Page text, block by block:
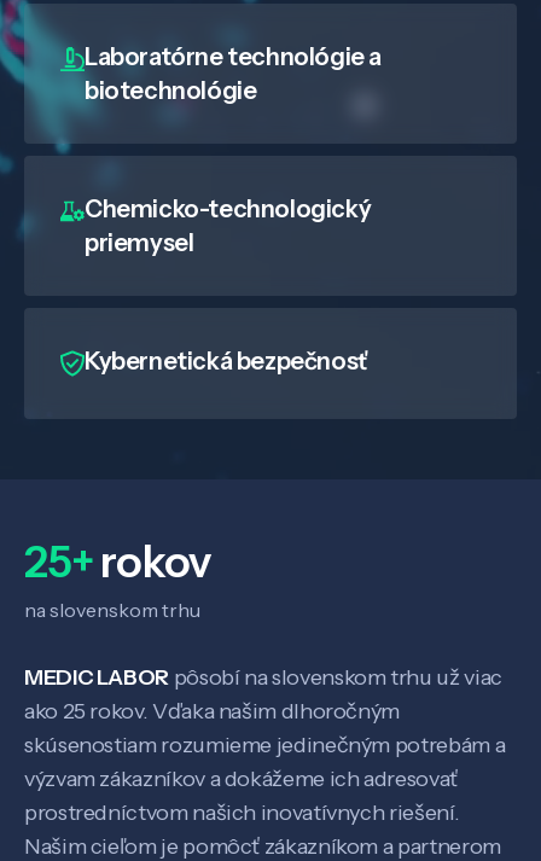
Veda a výskum
Kontakt
Laboratórne technológie a
biotechnológie
Chemicko-technologický
priemysel
Kybernetická bezpečnosť
25+rokov
na slovenskom trhu
MEDIC LABOR pôsobí na slovenskom trhu už viac
ako 25 rokov. Vďaka našim dlhoročným
skúsenostiam rozumieme jedinečným potrebám a
výzvam zákazníkov a dokážeme ich adresovať
prostredníctvom našich inovatívnych riešení.
Našim cieľom je pomôcť zákazníkom a partnerom